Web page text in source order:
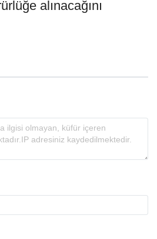
alınacağını